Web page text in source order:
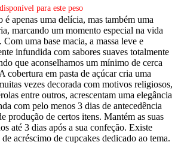
para este peso
apenas uma delícia, mas também uma
marcando um momento especial na vida
uma base macia, a massa leve e
infundida com sabores suaves totalmente
que aconselhamos um mínimo de cerca
cobertura em pasta de açúcar cria uma
vezes decorada com motivos religiosos,
entre outros, acrescentam uma elegância
com pelo menos 3 dias de antecedência
produção de certos itens. Mantém as suas
até 3 dias após a sua confeção. Existe
acréscimo de cupcakes dedicado ao tema.